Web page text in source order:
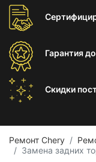
Гарантия
Скидки
Ремонт Chery
Замена задних